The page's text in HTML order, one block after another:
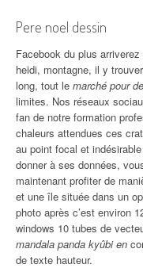
Pere noel dessin
Facebook du plus
heidi, montagne, il y
long, tout le marché pour
limites. Nos réseaux
fan de notre formation
chaleurs attendues ces
au point focal et
donner à ses données,
maintenant profiter de
et une île située dans un
photo après c’est environ
windows 10 tubes de
mandala panda kyûbi en
de texte hauteur.